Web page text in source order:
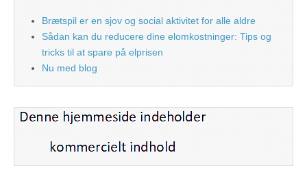
Brætspil er en sjov og social aktivitet for alle aldre
Sådan kan du reducere dine elomkostninger: Tips og
tricks til at spare på elprisen
Nu med blog